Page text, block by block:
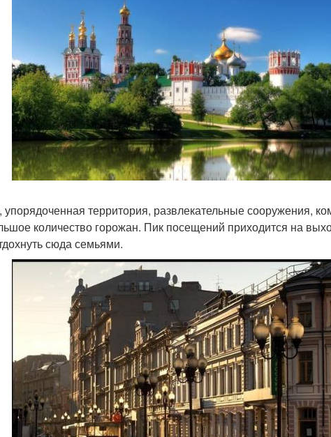
территория, развлекательные сооружения,
количество горожан. Пик посещений приходится на
сюда семьями.